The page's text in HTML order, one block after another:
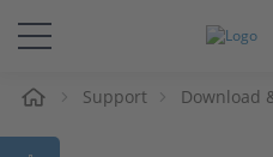
솔루션 및 제품
Support Download